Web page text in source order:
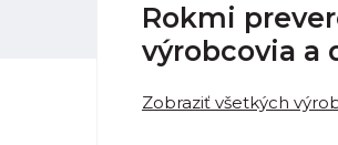
Rokmi
výrobcovia a
Zobraziť všetkých